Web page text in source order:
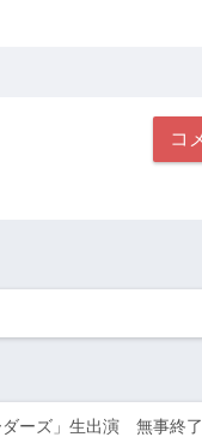
ダーズ」生出演 無事終了